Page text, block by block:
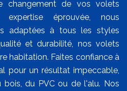
changement de vos volets
éprouvée, nous
adaptées à tous les styles
et durabilité, nos volets
habitation. Faites confiance à
pour un résultat impeccable,
du PVC ou de l'alu. Nos